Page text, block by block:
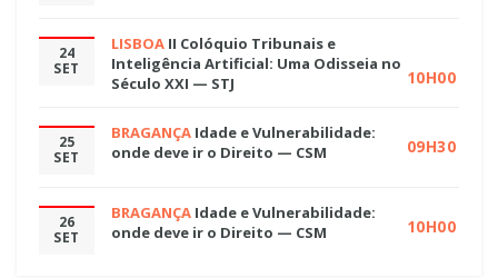
24
SET
LISBOA II Colóquio Tribunais e
Inteligência Artificial: Uma Odisseia no
Século XXI — STJ
10H00
25
SET
BRAGANÇA Idade e Vulnerabilidade:
onde deve ir o Direito — CSM
09H30
26
SET
BRAGANÇA Idade e Vulnerabilidade:
onde deve ir o Direito — CSM
10H00